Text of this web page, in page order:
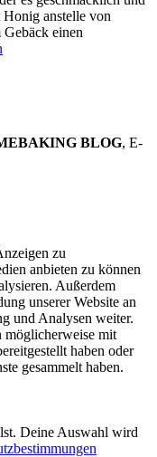
anstelle von
einen
BLOG, E-
zu
anbieten zu können
Außerdem
unserer Website an
und Analysen weiter.
möglicherweise mit
haben oder
gesammelt haben.
Deine Auswahl wird